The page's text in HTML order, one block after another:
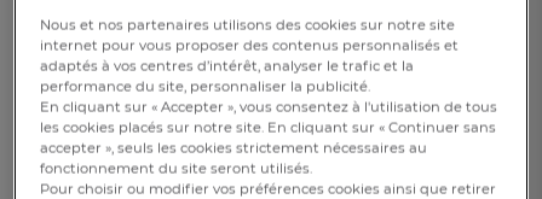
Réf : 998055701
100% coton
En savoir +
Caractéristique :
2 gants
Nous et nos partenaires utilisons des cookies sur notre site
internet pour vous proposer des contenus personnalisés et
adaptés à vos centres d’intérêt, analyser le trafic et la
performance du site, personnaliser la publicité.
En cliquant sur « Accepter », vous consentez à l'utilisation de tous
les cookies placés sur notre site. En cliquant sur « Continuer sans
accepter », seuls les cookies strictement nécessaires au
fonctionnement du site seront utilisés.
Pour choisir ou modifier vos préférences cookies ainsi que retirer